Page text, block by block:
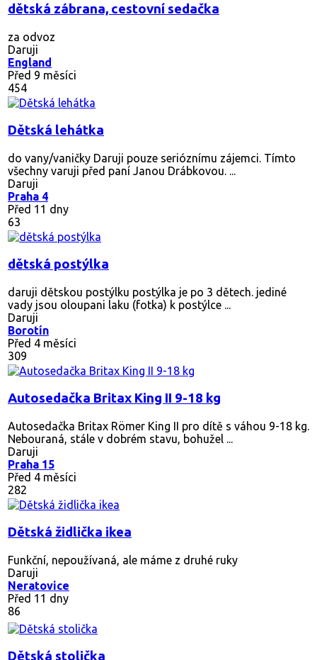
dětská zábrana, cestovní sedačka
za odvoz
Daruji
England
Před 9 měsíci
454
Dětská lehátka
do vany/vaničky Daruji pouze serióznímu zájemci. Tímto
všechny varuji před paní Janou Drábkovou. ...
Daruji
Praha 4
Před 11 dny
63
dětská postýlka
daruji dětskou postýlku postýlka je po 3 dětech. jediné
vady jsou oloupani laku (fotka) k postýlce ...
Daruji
Borotín
Před 4 měsíci
309
Autosedačka Britax King II 9-18 kg
Autosedačka Britax Römer King II pro dítě s váhou 9-18 kg.
Nebouraná, stále v dobrém stavu, bohužel ...
Daruji
Praha 15
Před 4 měsíci
282
Dětská židlička ikea
Funkční, nepoužívaná, ale máme z druhé ruky
Daruji
Neratovice
Před 11 dny
86
Dětská stolička